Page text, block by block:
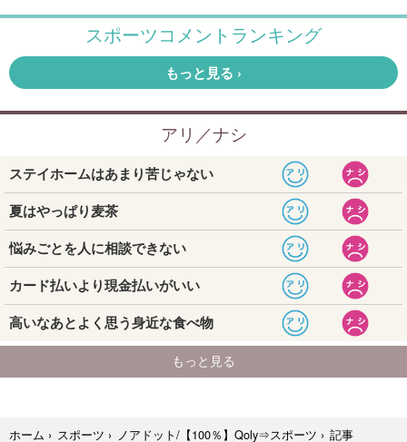
ホーム › スポーツ › ノアドット/【100％】Qoly⇒スポーツ › 記事